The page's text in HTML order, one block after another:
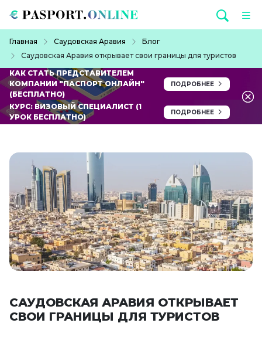
Главная Саудовская Аравия
Блог
Саудовская Аравия открывает свои границы для туристов
КАК СТАТЬ ПРЕДСТАВИТЕЛЕМ
КОМПАНИИ "ПАСПОРТ ОНЛАЙН"
(БЕСПЛАТНО)
ПОДРОБНЕЕ
КУРС: ВИЗОВЫЙ СПЕЦИАЛИСТ (1
УРОК БЕСПЛАТНО)
ПОДРОБНЕЕ
САУДОВСКАЯ АРАВИЯ ОТКРЫВАЕТ
СВОИ ГРАНИЦЫ ДЛЯ ТУРИСТОВ